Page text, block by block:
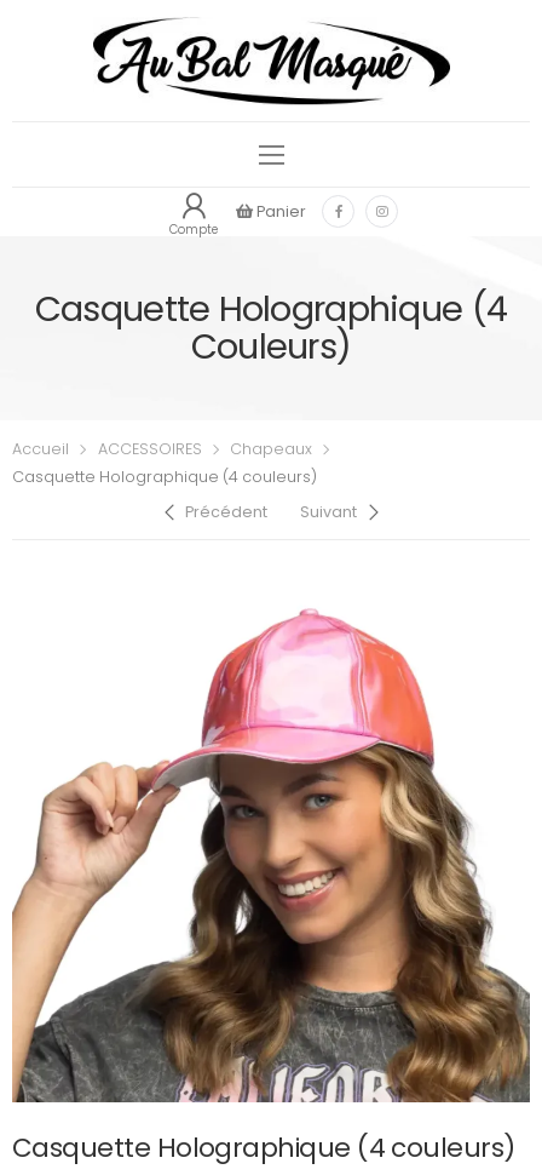
Compte
Panier
Casquette Holographique (4
Couleurs)
Accueil ACCESSOIRES
Chapeaux
Casquette Holographique (4 couleurs)
Précédent
Suivant
Casquette Holographique (4 couleurs)